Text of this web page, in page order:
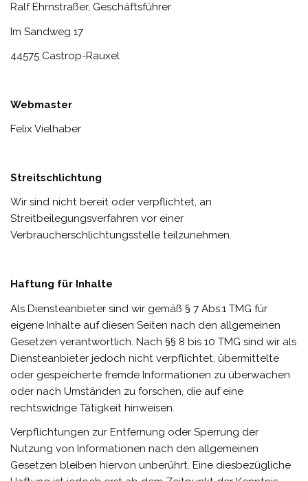
Ralf Ehrnstraßer, Geschäftsführer
Im Sandweg 17
44575 Castrop-Rauxel
Webmaster
Felix Vielhaber
Streitschlichtung
Wir sind nicht bereit oder verpflichtet, an
Streitbeilegungsverfahren vor einer
Verbraucherschlichtungsstelle teilzunehmen.
Haftung für Inhalte
Als Diensteanbieter sind wir gemäß § 7 Abs.1 TMG für
eigene Inhalte auf diesen Seiten nach den allgemeinen
Gesetzen verantwortlich. Nach §§ 8 bis 10 TMG sind wir als
Diensteanbieter jedoch nicht verpflichtet, übermittelte
oder gespeicherte fremde Informationen zu überwachen
oder nach Umständen zu forschen, die auf eine
rechtswidrige Tätigkeit hinweisen.
Verpflichtungen zur Entfernung oder Sperrung der
Nutzung von Informationen nach den allgemeinen
Gesetzen bleiben hiervon unberührt. Eine diesbezügliche